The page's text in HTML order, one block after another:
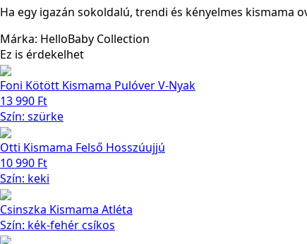
Ha egy igazán sokoldalú, trendi és kényelmes kismama
Márka: HelloBaby Collection
Ez is érdekelhet
Foni Kötött Kismama Pulóver V-Nyak
13 990 Ft
Szín: szürke
Otti Kismama Felső Hosszúujjú
10 990 Ft
Szín: keki
Csinszka Kismama Atléta
Szín: kék-fehér csíkos